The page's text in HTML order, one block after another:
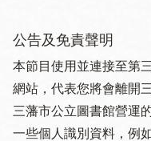
公告及免責聲明
本節目使用並連接至第
網站，代表您將會離開
三藩市公立圖書館營運
一些個人識別資料，例